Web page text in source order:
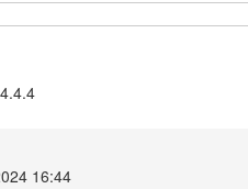
16:44